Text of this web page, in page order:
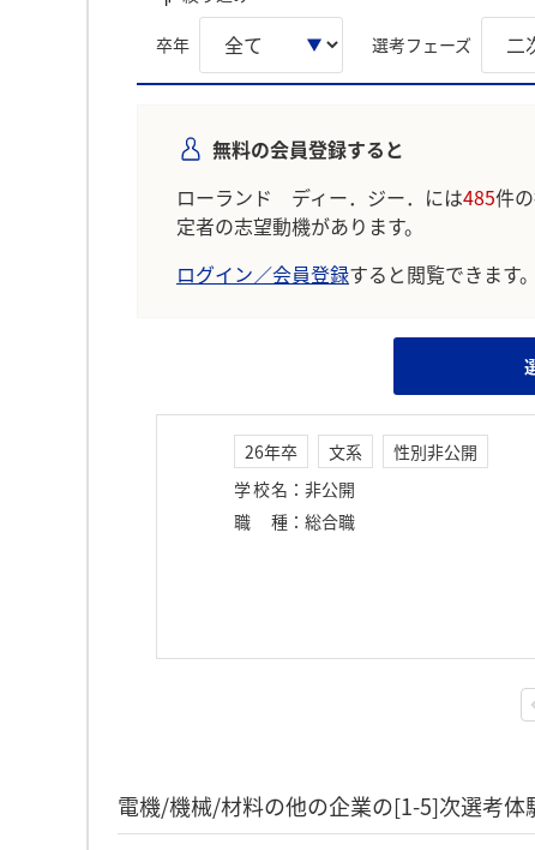
卒年 選考フェーズ
無料の会員登録すると
ローランド ディー．ジー．には485件
定者の志望動機があります。
ログイン／会員登録すると閲覧できます。
26年卒 文系
性別非公開
学校名 ： 非公開
職種 ： 総合職
電機/機械/材料の他の企業の[1-5]次選考体